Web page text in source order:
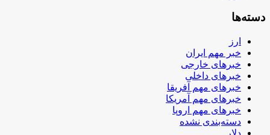
دسته‌ها
ارز
خبر مهم ایران
خبرهای خارجی
خبرهای داخلی
خبرهای مهم آفریقا
خبرهای مهم آمریکا
خبرهای مهم اروپا
دسته‌بندی نشده
دلار